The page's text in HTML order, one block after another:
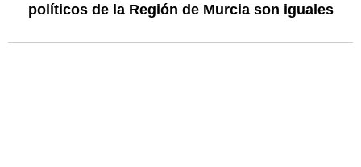
políticos de la Región de Murcia son iguales